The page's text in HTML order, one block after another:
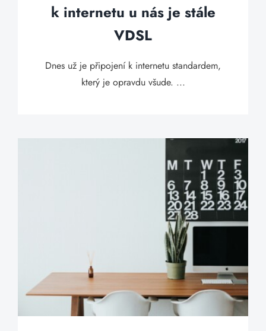
k internetu u nás je stále
VDSL
Dnes už je připojení k internetu standardem,
který je opravdu všude. ...